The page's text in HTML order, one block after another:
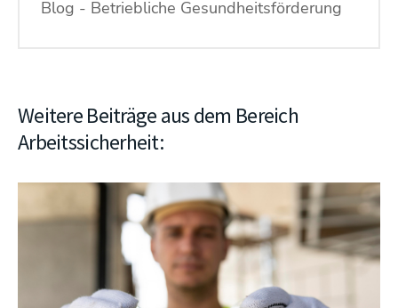
Blog - Betriebliche Gesundheitsförderung
Weitere Beiträge aus dem Bereich
Arbeitssicherheit: